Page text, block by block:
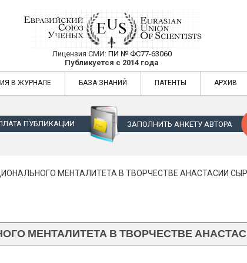
Евразийский Союз Ученых —
Лицензия СМИ: ПИ № ФС77-63060
Публикуется с 2014 года
Союз Ученых — публикация научных статей в
В ЖУРНАЛЕ БАЗА ЗНАНИЙ ПАТЕНТЫ АРХИВ
ПУБЛИКАЦИИ ЗАПОЛНИТЬ АНКЕТУ АВТОРА
МЕНТАЛИТЕТА В ТВОРЧЕСТВЕ АНАСТАСИИ
МЕНТАЛИТЕТА В ТВОРЧЕСТВЕ